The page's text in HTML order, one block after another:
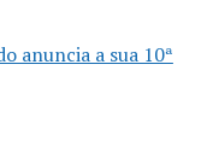
anuncia a sua 10ª